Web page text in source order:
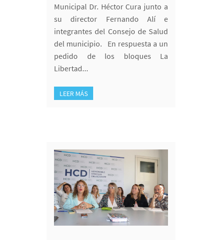
Municipal Dr. Héctor Cura junto a
su director Fernando Alí e
integrantes del Consejo de Salud
del municipio. En respuesta a un
pedido de los bloques La
Libertad...
LEER MÁS